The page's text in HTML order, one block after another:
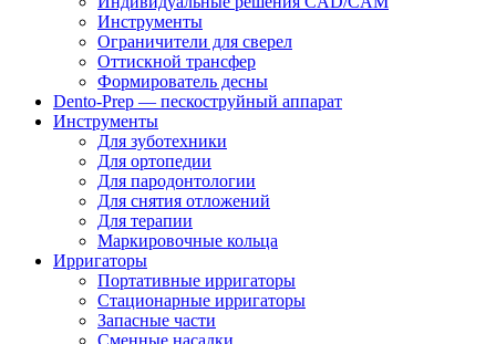
Инструменты
Ограничители для сверел
Оттискной трансфер
Формирователь десны
Dento-Prep — пескоструйный аппарат
Инструменты
Для зуботехники
Для ортопедии
Для пародонтологии
Для снятия отложений
Для терапии
Маркировочные кольца
Ирригаторы
Портативные ирригаторы
Стационарные ирригаторы
Запасные части
Сменные насадки